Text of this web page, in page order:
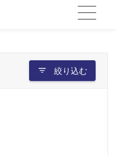
絞り込む